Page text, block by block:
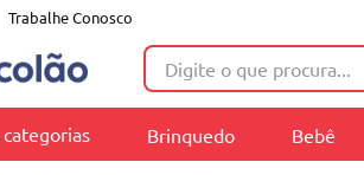
Trabalhe Conosco
Digite o que procura...
categorias Brinquedo Bebê